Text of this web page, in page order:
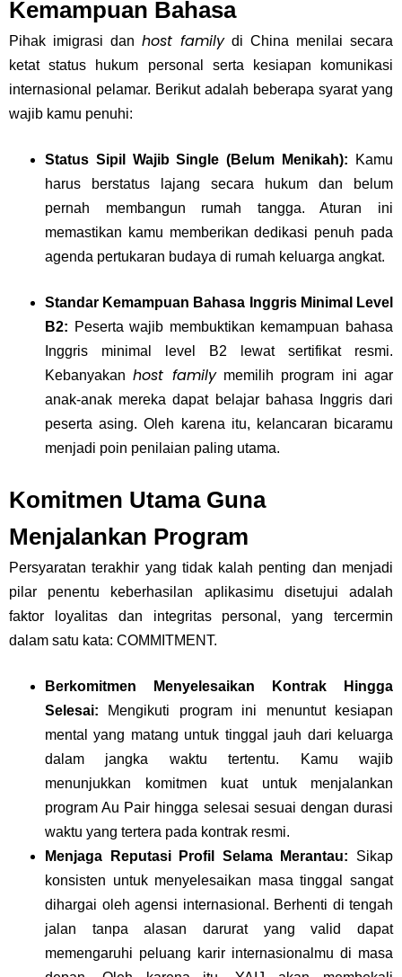
Kemampuan Bahasa
Pihak imigrasi dan host familydi China menilai secara
ketat status hukum personal serta kesiapan komunikasi
internasional pelamar. Berikut adalah beberapa syarat yang
wajib kamu penuhi:
Status Sipil Wajib Single (Belum Menikah): Kamu
harus berstatus lajang secara hukum dan belum
pernah membangun rumah tangga. Aturan ini
memastikan kamu memberikan dedikasi penuh pada
agenda pertukaran budaya di rumah keluarga angkat.
Standar Kemampuan Bahasa Inggris Minimal Level
B2: Peserta wajib membuktikan kemampuan bahasa
Inggris minimal level B2 lewat sertifikat resmi.
Kebanyakanhost familymemilih program ini agar
anak-anak mereka dapat belajar bahasa Inggris dari
peserta asing. Oleh karena itu, kelancaran bicaramu
menjadi poin penilaian paling utama.
Komitmen Utama Guna
Menjalankan Program
Persyaratan terakhir yang tidak kalah penting dan menjadi
pilar penentu keberhasilan aplikasimu disetujui adalah
faktor loyalitas dan integritas personal, yang tercermin
dalam satu kata: COMMITMENT.
Berkomitmen Menyelesaikan Kontrak Hingga
Selesai: Mengikuti program ini menuntut kesiapan
mental yang matang untuk tinggal jauh dari keluarga
dalam jangka waktu tertentu. Kamu wajib
menunjukkan
komitmen kuat untuk menjalankan
program Au Pair hingga selesai sesuai dengan durasi
waktu yang tertera pada kontrak resmi.
Menjaga Reputasi Profil Selama Merantau: Sikap
konsisten untuk menyelesaikan masa tinggal sangat
dihargai oleh agensi internasional. Berhenti di tengah
jalan tanpa alasan darurat yang valid dapat
memengaruhi peluang karir internasionalmu di masa